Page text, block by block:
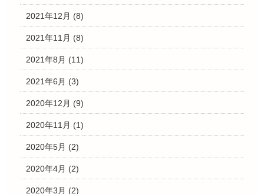
2021年12月 (8)
2021年11月 (8)
2021年8月 (11)
2021年6月 (3)
2020年12月 (9)
2020年11月 (1)
2020年5月 (2)
2020年4月 (2)
2020年3月 (2)